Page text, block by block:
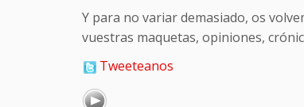
Y para no variar demasiado, os
vuestras maquetas, opiniones,
Tweeteanos